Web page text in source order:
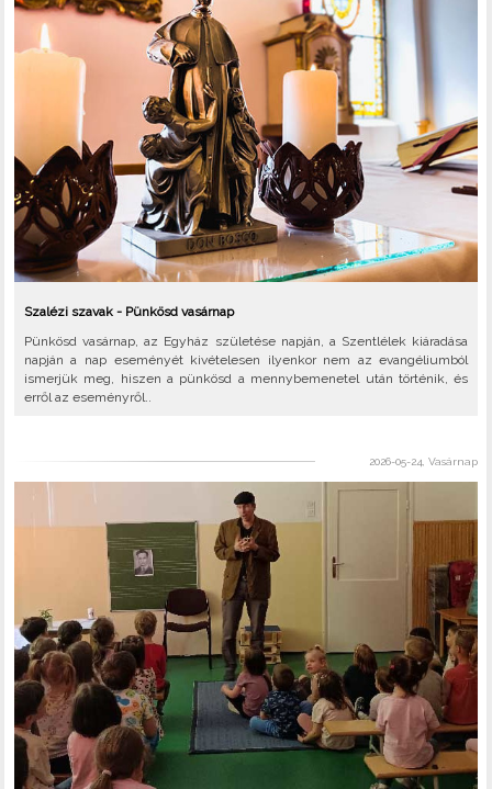
Szalézi szavak - Pünkösd vasárnap
Pünkösd vasárnap, az Egyház születése napján, a Szentlélek kiáradása
napján a nap eseményét kivételesen ilyenkor nem az evangéliumból
ismerjük meg, hiszen a pünkösd a mennybemenetel után történik, és
erről az eseményről..
2026-05-24, Vasárnap